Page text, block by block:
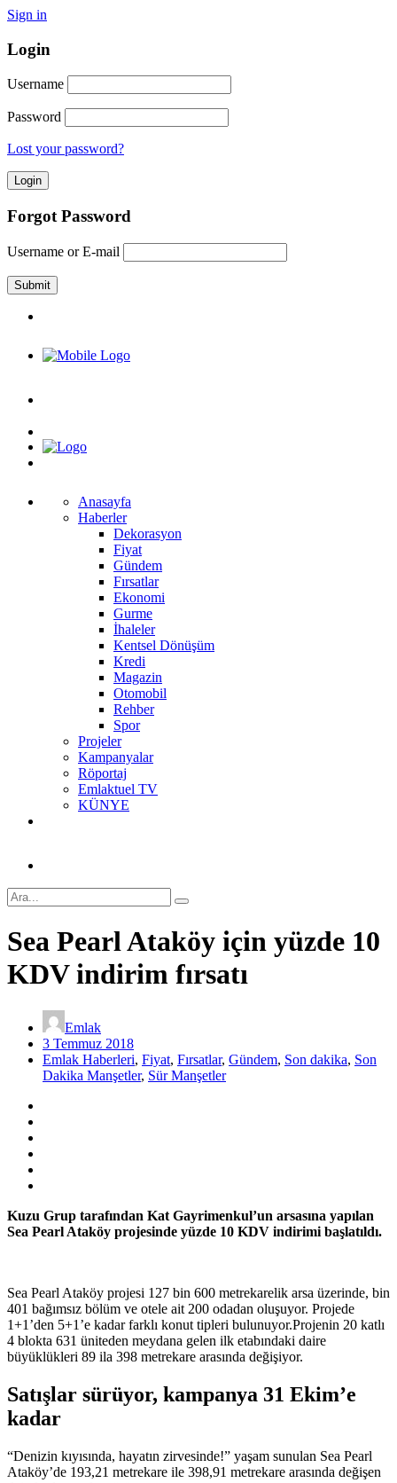
Sign in
Login
Username
Password
Lost your password?
Forgot Password
Username or E-mail
Anasayfa
Haberler
Dekorasyon
Fiyat
Gündem
Fırsatlar
Ekonomi
Gurme
İhaleler
Kentsel Dönüşüm
Kredi
Magazin
Otomobil
Rehber
Spor
Projeler
Kampanyalar
Röportaj
Emlaktuel TV
KÜNYE
Sea Pearl Ataköy için yüzde 10
KDV indirim fırsatı
Emlak
3 Temmuz 2018
Emlak Haberleri, Fiyat, Fırsatlar, Gündem, Son dakika, Son
Dakika Manşetler, Sür Manşetler
Kuzu Grup tarafından Kat Gayrimenkul’un arsasına yapılan
Sea Pearl Ataköy projesinde yüzde 10 KDV indirimi başlatıldı.
Sea Pearl Ataköy projesi 127 bin 600 metrekarelik arsa üzerinde, bin
401 bağımsız bölüm ve otele ait 200 odadan oluşuyor. Projede
1+1’den 5+1’e kadar farklı konut tipleri bulunuyor.Projenin 20 katlı
4 blokta 631 üniteden meydana gelen ilk etabındaki daire
büyüklükleri 89 ila 398 metrekare arasında değişiyor.
Satışlar sürüyor, kampanya 31 Ekim’e
kadar
“Denizin kıyısında, hayatın zirvesinde!” yaşam sunulan Sea Pearl
Ataköy’de 193,21 metrekare ile 398,91 metrekare arasında değişen